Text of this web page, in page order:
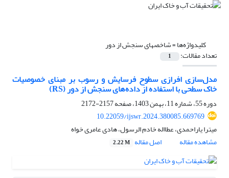
کلیدواژه‌ها =شاخصهای سنجش از دور
تعداد مقالات: 1
مدل‌سازی افرازی سطوح فرسایش و رسوب بر مبنای خصوصیات
خاک سطحی با استفاده از داده‌های سنجش از دور (RS)
دوره 55، شماره 11، بهمن 1403، صفحه
2157-2172
10.22059/ijswr.2024.380085.669769
میترا یاراحمدی، عطااله خادم الرسول، هادی عامری خواه
مشاهده مقاله
اصل مقاله 2.22 M